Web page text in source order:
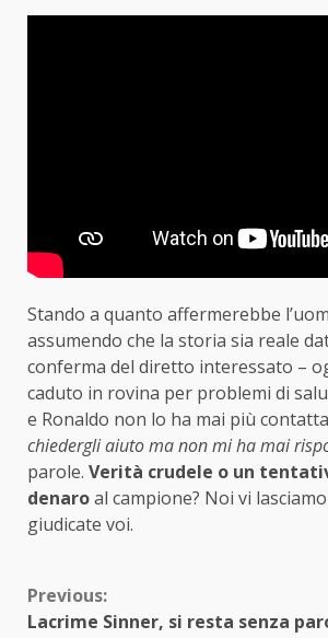
Stando a quanto affermerebbe
assumendo che la storia sia reale
conferma del diretto interessato –
caduto in rovina per problemi di
e Ronaldo non lo ha mai più
chiedergli aiuto ma non mi ha mai
parole. Verità crudele o un
denaroal campione? Noi vi
giudicate voi.
Continue
Previous:
Lacrime Sinner, si resta senza